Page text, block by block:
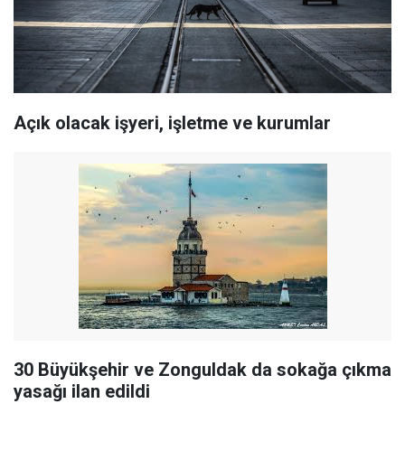
Açık olacak işyeri, işletme ve kurumlar
30 Büyükşehir ve Zonguldak da sokağa çıkma
yasağı ilan edildi